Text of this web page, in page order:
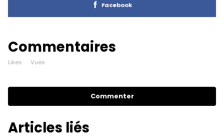
Facebook
Commentaires
Likes Vues
Commenter
Articles liés